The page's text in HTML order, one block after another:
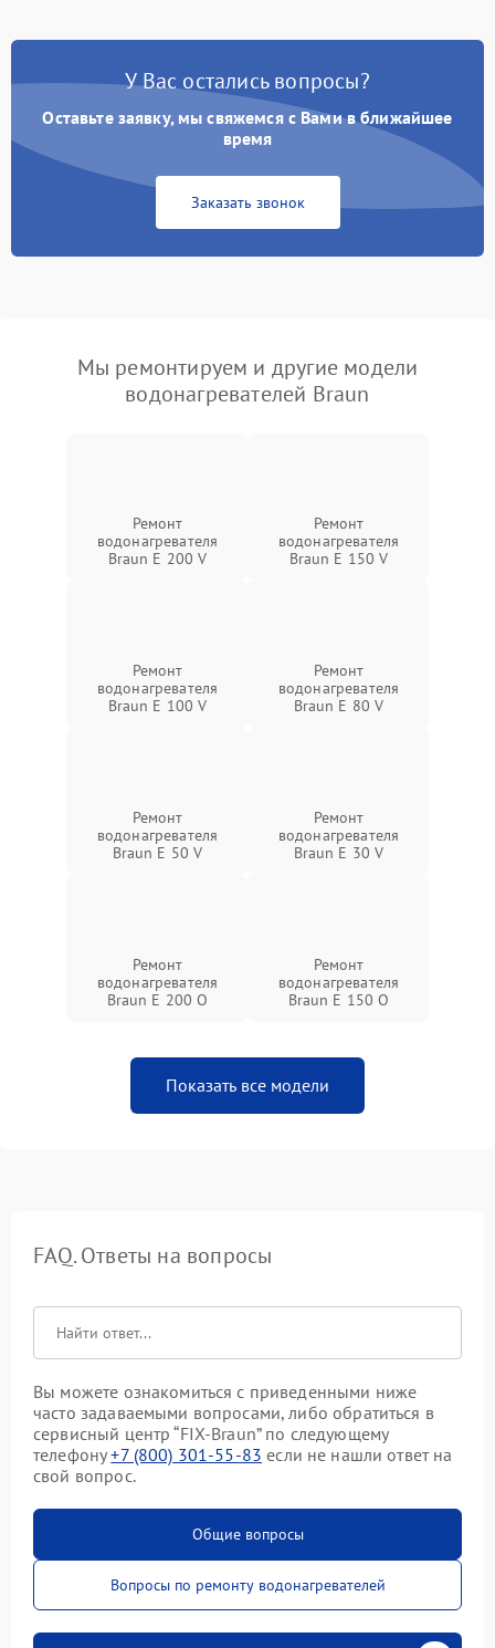
У Вас остались вопросы?
Оставьте заявку, мы свяжемся с Вами в ближайшее
время
Заказать звонок
Мы ремонтируем и другие модели
водонагревателей Braun
Ремонт
водонагревателя
Braun E 200 V
Ремонт
водонагревателя
Braun E 150 V
Ремонт
водонагревателя
Braun E 100 V
Ремонт
водонагревателя
Braun E 80 V
Ремонт
водонагревателя
Braun E 50 V
Ремонт
водонагревателя
Braun E 30 V
Ремонт
водонагревателя
Braun E 200 O
Ремонт
водонагревателя
Braun E 150 O
Показать все модели
FAQ. Ответы на вопросы
Вы можете ознакомиться с приведенными ниже
часто задаваемыми вопросами, либо обратиться в
сервисный центр “FIX-Braun” по следующему
телефону+7 (800) 301-55-83 если не нашли ответ на
свой вопрос.
Общие вопросы
Вопросы по ремонту водонагревателей